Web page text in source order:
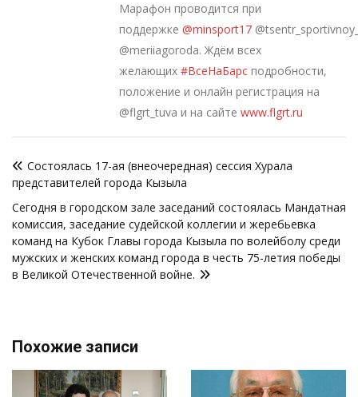
Марафон проводится при
поддержке @minsport17
@meriiagoroda. Ждём всех
желающих #ВсеНаБарсподробности,
положение и онлайн регистрация на
@flgrt_tuva и на сайте www.flgrt.ru
по
записям
Состоялась 17-ая (внеочередная) сессия Хурала
представителей города Кызыла
Сегодня в городском зале заседаний состоялась Мандатная
комиссия, заседание судейской коллегии и жеребьевка
команд на Кубок Главы города Кызыла по волейболу среди
мужских и женских команд города в честь 75-летия победы
в Великой Отечественной войне.
Похожие записи